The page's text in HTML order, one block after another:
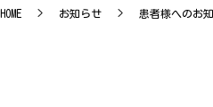
HOME お知らせ 患者様へのお